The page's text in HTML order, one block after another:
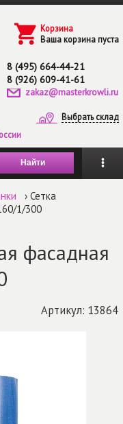
8 (495) 664-44-21
8 (926) 609-41-61
zakaz@masterkrowli.ru
Выбрать склад
Корзина
Ваша корзина пуста
› Сетка
1/300
фасадная
Артикул: 13864